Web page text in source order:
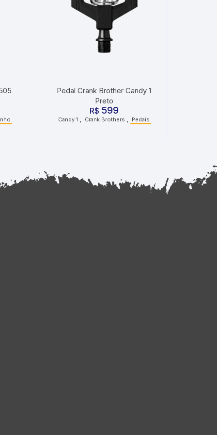
Pedal Crank Brother Candy 1
Preto
R$ 599
Candy 1 Crank Brothers Pedais